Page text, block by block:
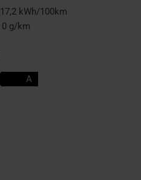
17,2 kWh/100km
0 g/km
A